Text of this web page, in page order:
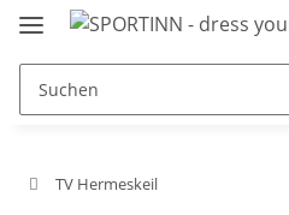
TV Hermeskeil